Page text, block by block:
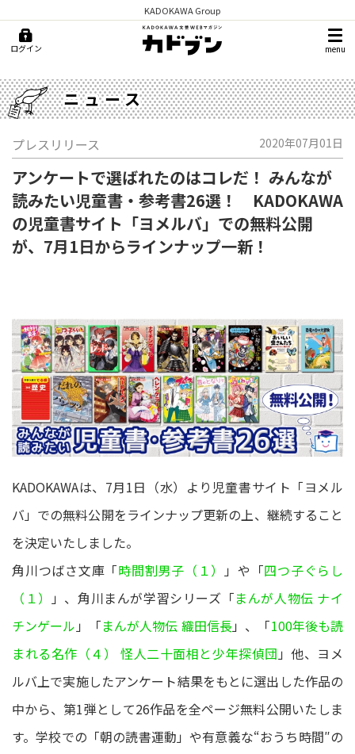
KADOKAWA Group
ログイン menu
ニュース
プレスリリース 2020年07月01日
アンケートで選ばれたのはコレだ！ みんなが
読みたい児童書・参考書26選！ KADOKAWA
の児童書サイト「ヨメルバ」での無料公開
が、7月1日からラインナップ一新！
KADOKAWAは、7月1日（水）より児童書サイト「ヨメル
バ」での無料公開をラインナップ更新の上、継続すること
を決定いたしました。
角川つばさ文庫「時間割男子（１） 」や「四つ子ぐらし
（１）
」、角川まんが学習シリーズ「まんが人物伝 ナイ
チンゲール 」「まんが人物伝 織田信長」、「100年後も読
まれる名作（４） 怪人二十面相と少年探偵団 」他、ヨメ
ルバ上で実施したアンケート結果をもとに選出した作品の
中から、第1弾として26作品を全ページ無料公開いたしま
す。学校での「朝の読書運動」や有意義な“おうち時間″の